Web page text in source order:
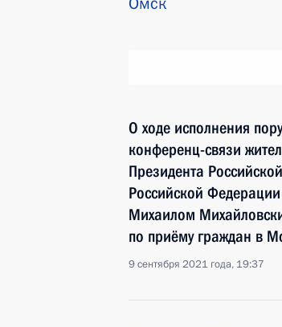
О ходе исполнения
конференц-связи
Президента
Российской
Михаилом
по приёму граждан в
9 сентября 2021 года, 19:37